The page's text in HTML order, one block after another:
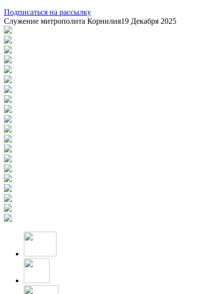
Подписаться на рассылку
Служение митрополита Корнилия19 Декабря 2025